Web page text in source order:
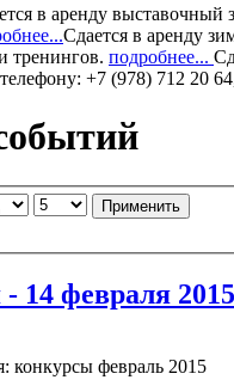
в аренду выставочный
Сдается в аренду
тренингов. подробнее...
+7 (978) 712 20
Применить
- 14 февраля
конкурсы февраль 2015